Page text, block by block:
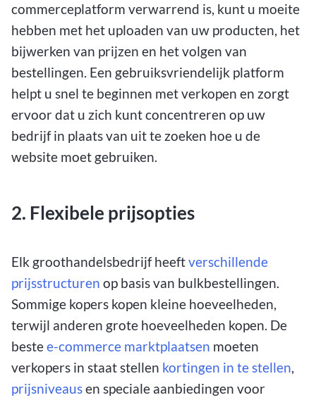
commerceplatform verwarrend is, kunt u moeite
hebben met het uploaden van uw producten, het
bijwerken van prijzen en het volgen van
bestellingen. Een gebruiksvriendelijk platform
helpt u snel te beginnen met verkopen en zorgt
ervoor dat u zich kunt concentreren op uw
bedrijf in plaats van uit te zoeken hoe u de
website moet gebruiken.
2. Flexibele prijsopties
Elk groothandelsbedrijf heeftverschillende
prijsstructuren op basis van bulkbestellingen.
Sommige kopers kopen kleine hoeveelheden,
terwijl anderen grote hoeveelheden kopen. De
bestee-commerce marktplaatsen moeten
verkopers in staat stellen kortingen in te stellen,
prijsniveausen speciale aanbiedingen voor